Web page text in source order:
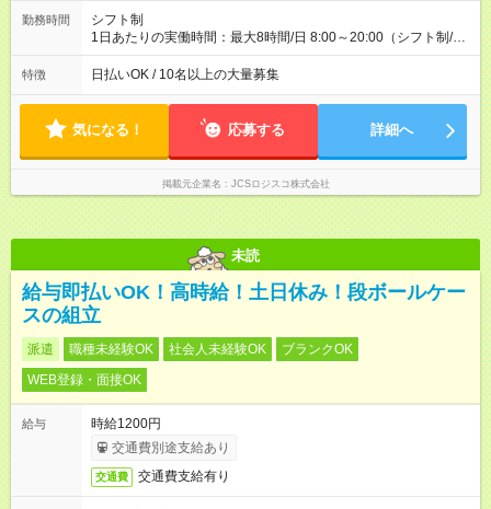
勤務時間
シフト制
1日あたりの実働時間：最大8時間/日 8:00～20:00（シフト制/実
働8時間） ※週5日勤務（場所次第では週4も有り） ※配達状況に
よって時間外での勤務可能性有り ※案件により多少の前後あり
特徴 日払いOK / 10名以上の大量募集
気になる！ 応募する 詳細へ
掲載元企業名 JCSロジスコ株式会社
未読
給与即払いOK！高時給！土日休み！段ボールケー
スの組立
派遣 職種未経験OK 社会人未経験OK
ブランクOK
WEB登録・面接OK
給与
時給1200円
交通費別途支給あり
交通費 交通費支給有り